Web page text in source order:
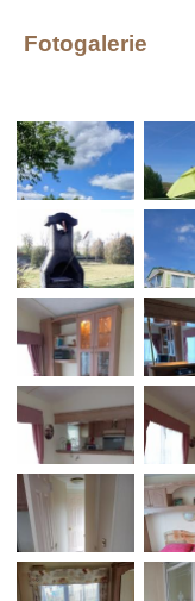
Fotogalerie